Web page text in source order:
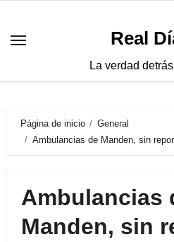
contenido
Real
La verdad
Página de inicio
General
Ambulancias de Manden, sin
Ambulancias
Manden, sin